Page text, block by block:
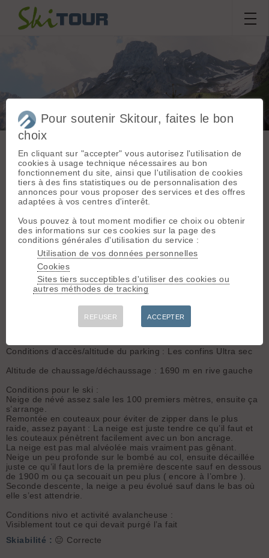
Paccaly
Massif :Bornes -
Aravis
Départ :Les
Topo associé :
Tête de Paccaly,
Face Nord-Ouest
Orientation :
Dénivelé :1500 m.
Faune :
zones sensibles
Sortie dumercredi 27 mai
2026
Freevernes,jlp
Conditions nivologiques,
accès & météo
Météo/températures :
Gros soleil.
14 °C à 5h40 au parking des
confins en arrivant.
Sommet se couvrant avant midi
Conditions d'accès/altitude du parking : Les confins Ultra sec
Altitude de chaussage/déchaussage : 1690 m en rive gauche
Conditions pour le ski :
Neige de névé assez sale les 100 premiers mètres, ensuite ça
s’arrange.
Remontée en couteaux pour éviter de zipper dans le plus
raide, assez payant : La neige est juste tendre ce qu’il faut et
les couteaux pénètrent facilement avec un bon ancrage.
La neige est pas mal alvéolée mais vraiment pas gênant.
Neige un peu profonde sur le bombé au col, ensuite décaillée
juste ce qu’il faut lors de la première descente sauf en dessous
de 1900 m ou ça secouait un peu plus ( encore à l’ombre ).
Seconde descente, la neige a peu évolué sauf dans le bas où
elle s’est attendrie.
Conditions nivo et activité avalancheuse :
Visiblement tout ce qui devait purgé l’a fait
Skiabilité : 😐 Correcte
Pour soutenir Skitour, faites le bon
choix
En cliquant sur "accepter" vous autorisez l'utilisation de
cookies à usage technique nécessaires au bon
fonctionnement du site, ainsi que l'utilisation de cookies
tiers à des fins statistiques ou de personnalisation des
annonces pour vous proposer des services et des offres
adaptées à vos centres d'interêt.
Vous pouvez à tout moment modifier ce choix ou obtenir
des informations sur ces cookies sur la page des
conditions générales d'utilisation du service :
Utilisation de vos données personnelles
Cookies
Sites tiers succeptibles d'utiliser des cookies ou
autres méthodes de tracking
REFUSER ACCEPTER